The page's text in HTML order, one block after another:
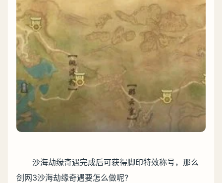
沙海劫缘奇遇完成后可获得脚印特效称号，那么
剑网3沙海劫缘奇遇要怎么做呢?